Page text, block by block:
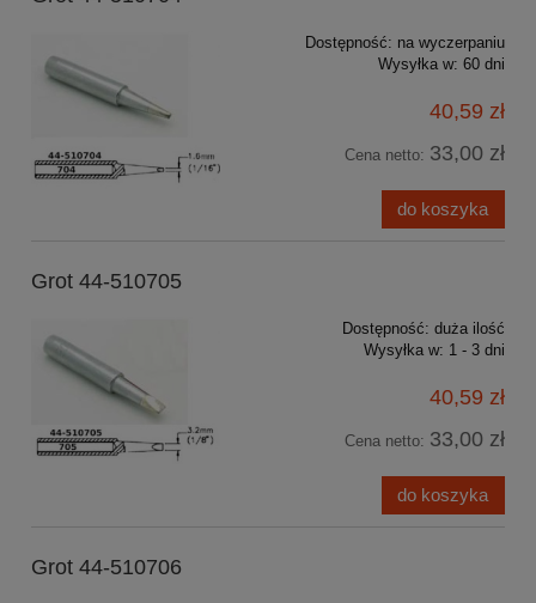
Dostępność: na wyczerpaniu
Wysyłka w: 60 dni
40,59 zł
Cena netto: 33,00 zł
do koszyka
Grot 44-510705
Dostępność: duża ilość
Wysyłka w: 1 - 3 dni
40,59 zł
Cena netto: 33,00 zł
do koszyka
Grot 44-510706